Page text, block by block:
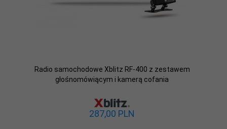
Radio samochodowe Xblitz RF-400 z zestawem
głośnomówiącym i kamerą cofania
287,00 PLN